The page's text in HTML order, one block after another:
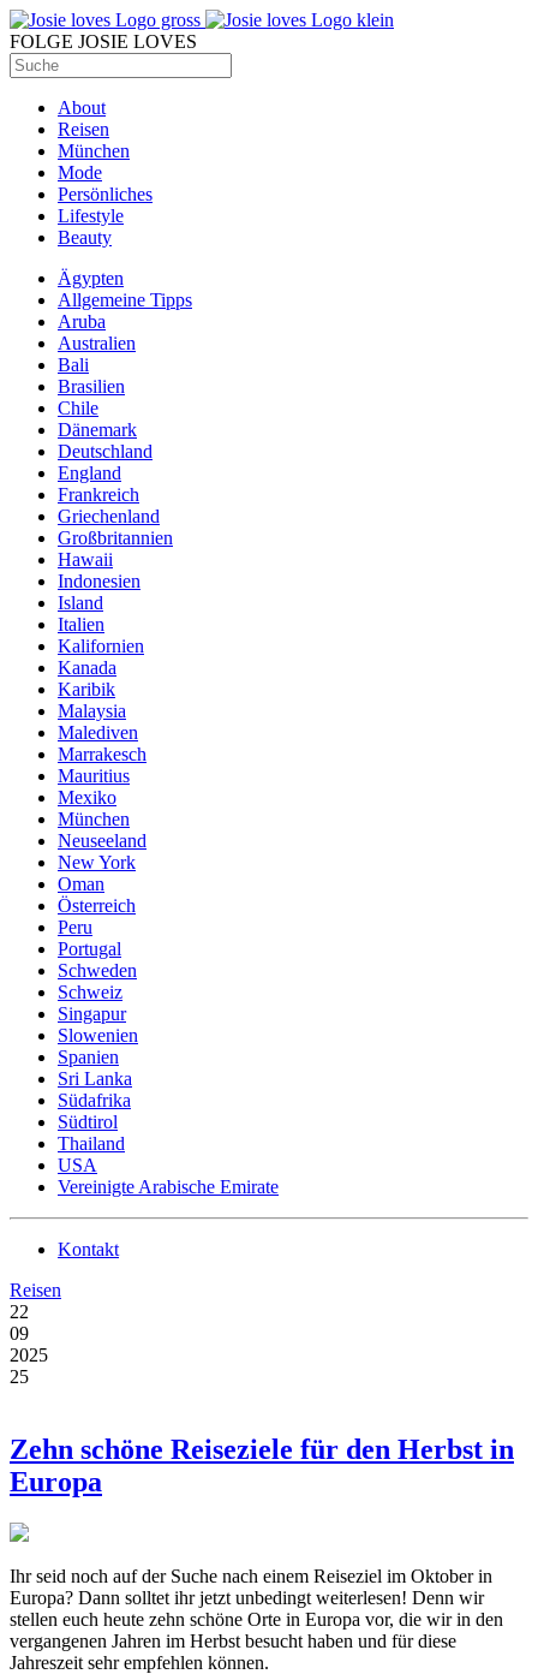
FOLGE JOSIE LOVES
About
Reisen
München
Mode
Persönliches
Lifestyle
Beauty
Ägypten
Allgemeine Tipps
Aruba
Australien
Bali
Brasilien
Chile
Dänemark
Deutschland
England
Frankreich
Griechenland
Großbritannien
Hawaii
Indonesien
Island
Italien
Kalifornien
Kanada
Karibik
Malaysia
Malediven
Marrakesch
Mauritius
Mexiko
München
Neuseeland
New York
Oman
Österreich
Peru
Portugal
Schweden
Schweiz
Singapur
Slowenien
Spanien
Sri Lanka
Südafrika
Südtirol
Thailand
USA
Vereinigte Arabische Emirate
Kontakt
Reisen
22
09
2025
25
Zehn schöne Reiseziele für den Herbst in
Europa
Ihr seid noch auf der Suche nach einem Reiseziel im Oktober in
Europa? Dann solltet ihr jetzt unbedingt weiterlesen! Denn wir
stellen euch heute zehn schöne Orte in Europa vor, die wir in den
vergangenen Jahren im Herbst besucht haben und für diese
Jahreszeit sehr empfehlen können.